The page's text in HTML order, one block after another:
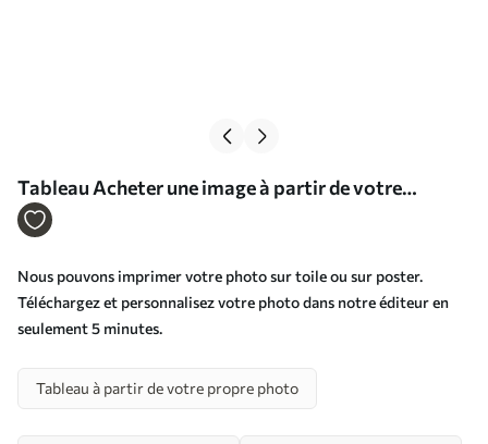
Tableau Acheter une image à partir de votre
photographie Nr s33406
Nous pouvons imprimer votre photo sur toile ou sur poster.
Téléchargez et personnalisez votre photo dans notre éditeur en
seulement 5 minutes.
Tableau à partir de votre propre photo